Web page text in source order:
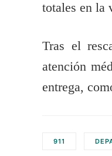
totales en la
Tras el
atención
entrega,
911